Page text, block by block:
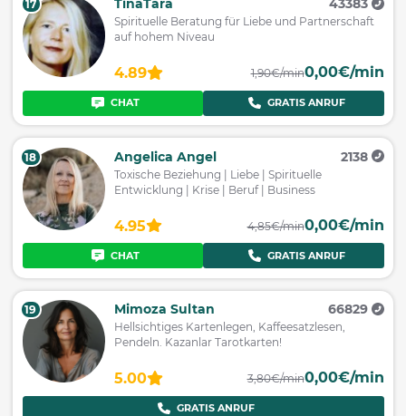
17 TinaTara 43383
Spirituelle Beratung für Liebe und Partnerschaft
auf hohem Niveau
4.89 1,90€/min0,00€/min
CHAT GRATIS ANRUF
18 Angelica Angel 2138
Toxische Beziehung | Liebe | Spirituelle
Entwicklung | Krise | Beruf | Business
4.95 4,85€/min0,00€/min
CHAT GRATIS ANRUF
19 Mimoza Sultan 66829
Hellsichtiges Kartenlegen, Kaffeesatzlesen,
Pendeln. Kazanlar Tarotkarten!
5.00 3,80€/min0,00€/min
GRATIS ANRUF